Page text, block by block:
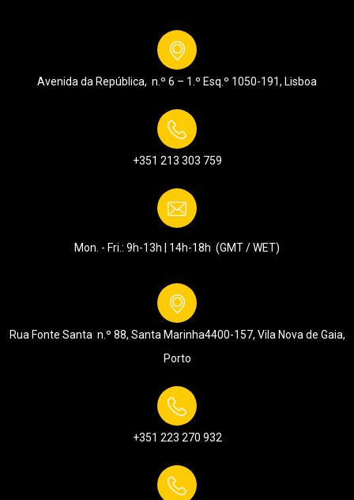
Avenida da República, n.º 6 – 1.º Esq.º 1050-191, Lisboa
+351 213 303 759
Mon. - Fri.: 9h-13h | 14h-18h (GMT / WET)
Rua Fonte Santa n.º 88, Santa Marinha4400-157, Vila Nova de Gaia,
Porto
+351 223 270 932